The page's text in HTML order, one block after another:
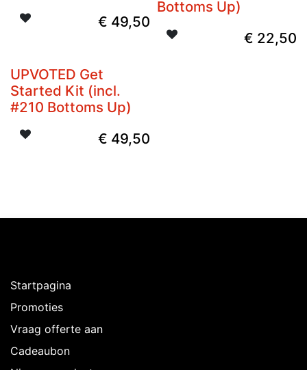
€ 49,50
Bottoms Up)
€ 22,50
UPVOTED Get
Started Kit (incl.
#210 Bottoms Up)
€ 49,50
Startpagina
Promoties
Vraag offerte aan
Cadeaubon